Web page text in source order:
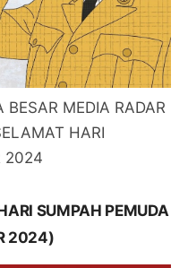
BESAR MEDIA RADAR
HARI
2024
SUMPAH PEMUDA
2024)